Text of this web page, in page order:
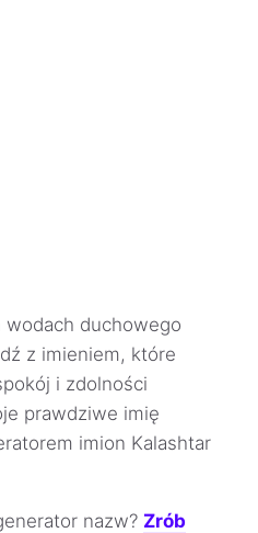
duchowego
z imieniem, które
i zdolności
prawdziwe imię
imion Kalashtar
nazw? Zrób